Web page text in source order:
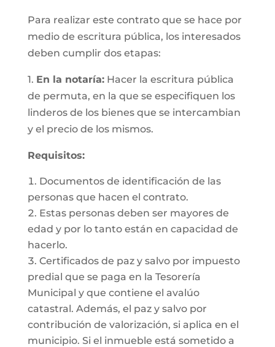
Para realizar este contrato que se hace por
medio de escritura pública, los interesados
deben cumplir dos etapas:
1. En la notaría:Hacer la escritura pública
de permuta, en la que se especifiquen los
linderos de los bienes que se intercambian
y el precio de los mismos.
Requisitos:
Documentos de identificación de las
personas que hacen el contrato.
Estas personas deben ser mayores de
edad y por lo tanto están en capacidad de
hacerlo.
Certificados de paz y salvo por impuesto
predial que se paga en la Tesorería
Municipal y que contiene el avalúo
catastral. Además, el paz y salvo por
contribución de valorización, si aplica en el
municipio. Si el inmueble está sometido a